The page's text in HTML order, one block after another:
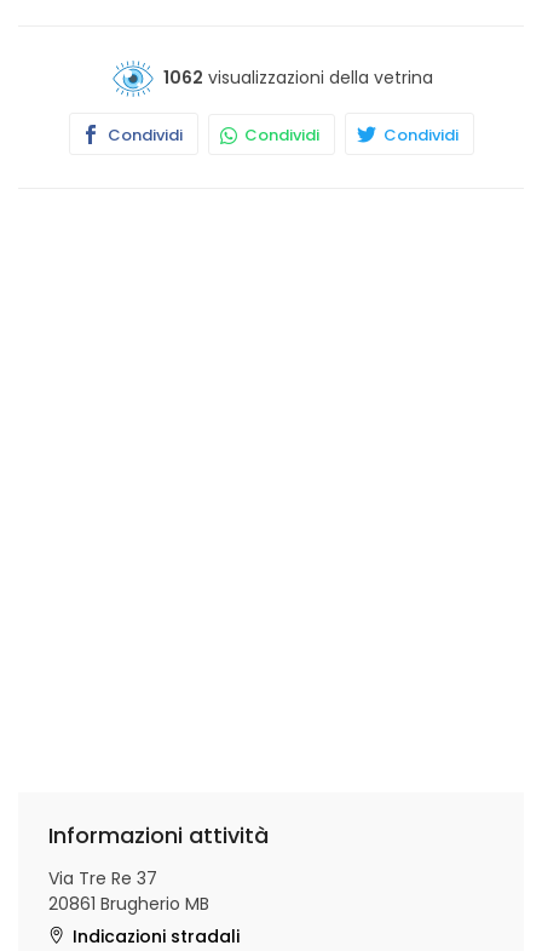
1062 visualizzazioni della vetrina
Condividi Condividi Condividi
Informazioni attività
Via Tre Re 37
20861 Brugherio MB
Indicazioni stradali